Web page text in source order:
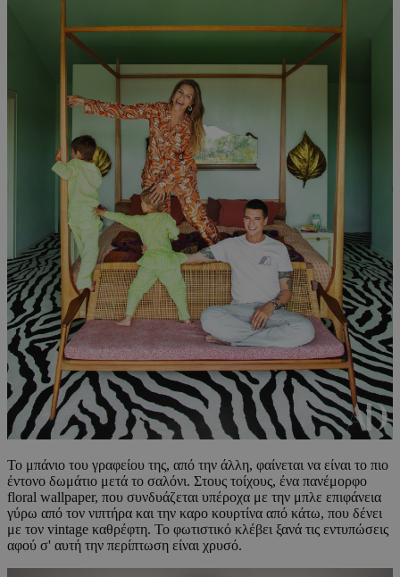
To μπάνιο του γραφείου της, από την άλλη, φαίνεται να είναι το πιο
έντονο δωμάτιο μετά το σαλόνι. Στους τοίχους, ένα πανέμορφο
floral wallpaper, που συνδυάζεται υπέροχα με την μπλε επιφάνεια
γύρω από τον νιπτήρα και την καρο κουρτίνα από κάτω, που δένει
με τον vintage καθρέφτη. Το φωτιστικό κλέβει ξανά τις εντυπώσεις
αφού σ' αυτή την περίπτωση είναι χρυσό.